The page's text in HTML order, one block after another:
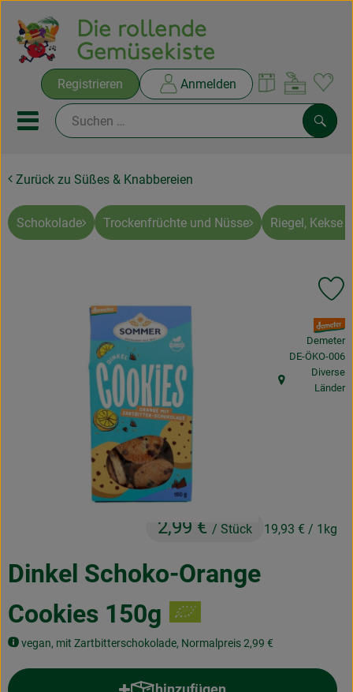
Registrieren Anmelden
Mobiles Menu öffnen oder
Ökokisten
Rezepte
Obst & Gemüse
Drogerie & Diverses
Lieferservice
Geschäftskunden
Zurück zu Süßes & Knabbereien
Schokolade Trockenfrüchte und Nüsse Riegel, Kekse
Dinkel Schoko-Orange
Cookies 150g
vegan, mit Zartbitterschokolade, Normalpreis 2,99 €
2,99 € / Stück 19,93 € / 1kg
, Verband:
Demeter
, Kontrollstelle:
DE-ÖKO-006
, Herkunft:
Diverse
Länder